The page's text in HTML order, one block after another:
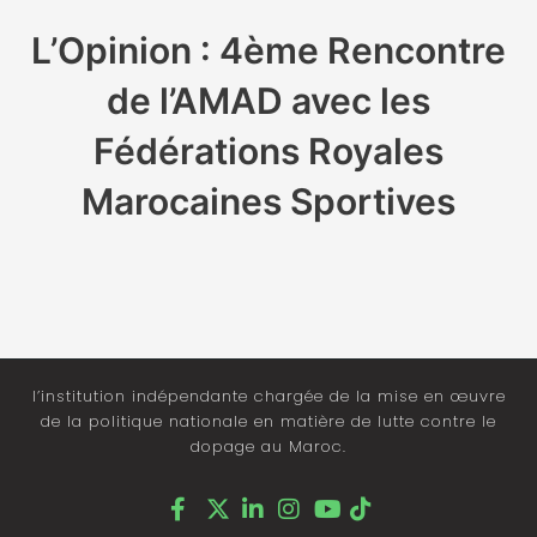
L’Opinion : 4ème Rencontre
de l’AMAD avec les
Fédérations Royales
Marocaines Sportives
l’institution indépendante chargée de la mise en œuvre
de la politique nationale en matière de lutte contre le
dopage au Maroc.